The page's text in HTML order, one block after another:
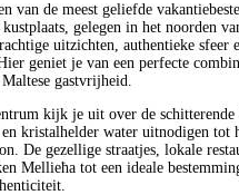
van de meest geliefde
gelegen in het noorden
uitzichten, authentieke sfeer
geniet je van een perfecte
gastvrijheid.
kijk je uit over de schitterende
kristalhelder water uitnodigen tot
De gezellige straatjes, lokale
Mellieħa tot een ideale